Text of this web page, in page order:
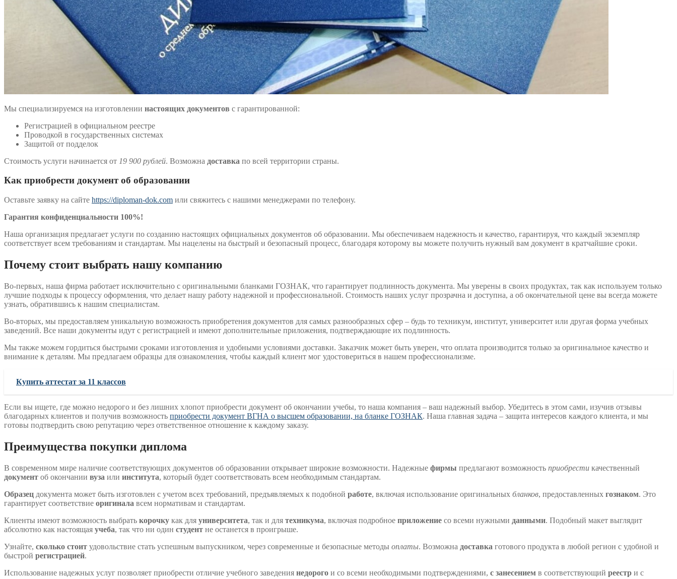
Мы специализируемся на изготовлении настоящих документов с гарантированной:
Регистрацией в официальном реестре
Проводкой в государственных системах
Защитой от подделок
Стоимость услуги начинается от 19 900 рублей. Возможна доставка по всей территории страны.
Как приобрести документ об образовании
Оставьте заявку на сайте https://diploman-dok.com или свяжитесь с нашими менеджерами по телефону.
Гарантия конфиденциальности 100%!
Наша организация предлагает услуги по созданию настоящих официальных документов об образовании. Мы обеспечиваем надежность и качество, гарантируя, что каждый экземпляр
соответствует всем требованиям и стандартам. Мы нацелены на быстрый и безопасный процесс, благодаря которому вы можете получить нужный вам документ в кратчайшие сроки.
Почему стоит выбрать нашу компанию
Во-первых, наша фирма работает исключительно с оригинальными бланками ГОЗНАК, что гарантирует подлинность документа. Мы уверены в своих продуктах, так как используем только
лучшие подходы к процессу оформления, что делает нашу работу надежной и профессиональной. Стоимость наших услуг прозрачна и доступна, а об окончательной цене вы всегда можете
узнать, обратившись к нашим специалистам.
Во-вторых, мы предоставляем уникальную возможность приобретения документов для самых разнообразных сфер – будь то техникум, институт, университет или другая форма учебных
заведений. Все наши документы идут с регистрацией и имеют дополнительные приложения, подтверждающие их подлинность.
Мы также можем гордиться быстрыми сроками изготовления и удобными условиями доставки. Заказчик может быть уверен, что оплата производится только за оригинальное качество и
внимание к деталям. Мы предлагаем образцы для ознакомления, чтобы каждый клиент мог удостовериться в нашем профессионализме.
Купить аттестат за 11 классов
Если вы ищете, где можно недорого и без лишних хлопот приобрести документ об окончании учебы, то наша компания – ваш надежный выбор. Убедитесь в этом сами, изучив отзывы
благодарных клиентов и получив возможность приобрести документ ВГНА о высшем образовании, на бланке ГОЗНАК. Наша главная задача – защита интересов каждого клиента, и мы
готовы подтвердить свою репутацию через ответственное отношение к каждому заказу.
Преимущества покупки диплома
В современном мире наличие соответствующих документов об образовании открывает широкие возможности. Надежные фирмы предлагают возможность приобрести качественный
документ об окончании вуза или института, который будет соответствовать всем необходимым стандартам.
Образец документа может быть изготовлен с учетом всех требований, предъявляемых к подобной работе, включая использование оригинальных бланков, предоставленных гознаком. Это
гарантирует соответствие оригинала всем нормативам и стандартам.
Клиенты имеют возможность выбрать корочку как для университета, так и для техникума, включая подробное приложение со всеми нужными данными. Подобный макет выглядит
абсолютно как настоящая учеба, так что ни один студент не останется в проигрыше.
Узнайте, сколько стоит удовольствие стать успешным выпускником, через современные и безопасные методы оплаты. Возможна доставка готового продукта в любой регион с удобной и
быстрой регистрацией.
Использование надежных услуг позволяет приобрести отличие учебного заведения недорого и со всеми необходимыми подтверждениями, с занесением в соответствующий реестр и с